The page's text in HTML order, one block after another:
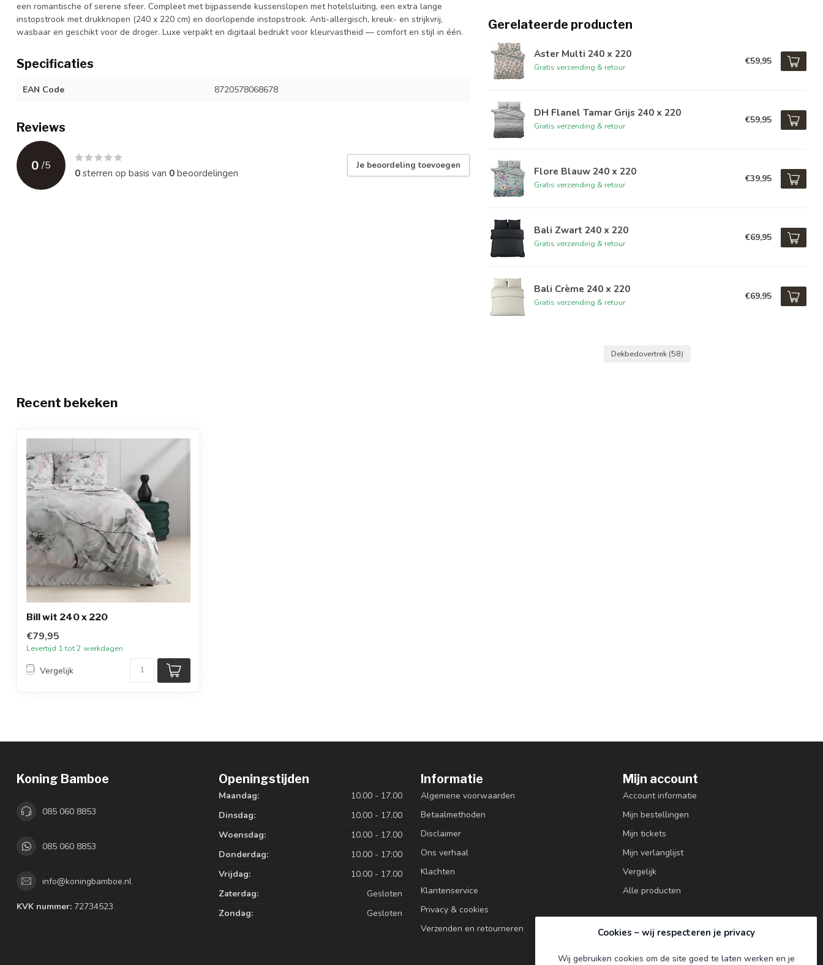
een romantische of serene sfeer. Compleet met bijpassende kussenslopen met hotelsluiting, een extra lange
instopstrook met drukknopen (240 x 220 cm) en doorlopende instopstrook. Anti-allergisch, kreuk- en strijkvrij,
wasbaar en geschikt voor de droger. Luxe verpakt en digitaal bedrukt voor kleurvastheid — comfort en stijl in één.
Specificaties
EAN Code 8720578068678
Reviews
0 /5
0sterren op basis van 0beoordelingen
Je beoordeling toevoegen
Gerelateerde producten
Aster Multi 240 x 220
Gratis verzending & retour
€59,95
DH Flanel Tamar Grijs 240 x 220
Gratis verzending & retour
€59,95
Flore Blauw 240 x 220
Gratis verzending & retour
€39,95
Bali Zwart 240 x 220
Gratis verzending & retour
€69,95
Bali Crème 240 x 220
Gratis verzending & retour
€69,95
Dekbedovertrek (58)
Recent bekeken
Bill wit 240 x 220
€79,95
Levertijd 1 tot 2 werkdagen
Vergelijk
Koning Bamboe
085 060 8853
085 060 8853
info@koningbamboe.nl
KVK nummer: 72734523
Openingstijden
Maandag:
10.00 - 17.00
Dinsdag:
10.00 - 17.00
Woensdag:
10.00 - 17.00
Donderdag:
10.00 - 17:00
Vrijdag:
10.00 - 17.00
Zaterdag:
Gesloten
Zondag:
Gesloten
Informatie
Algemene voorwaarden
Betaalmethoden
Disclaimer
Ons verhaal
Klachten
Klantenservice
Privacy & cookies
Verzenden en retourneren
Mijn account
Account informatie
Mijn bestellingen
Mijn tickets
Mijn verlanglijst
Vergelijk
Alle producten
Cookies – wij respecteren je privacy
Wij gebruiken cookies om de site goed te laten werken en je